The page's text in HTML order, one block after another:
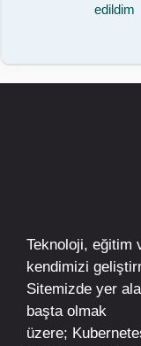
edildim
Teknoloji, eğitim
kendimizi
Sitemizde yer
başta olmak
üzere;